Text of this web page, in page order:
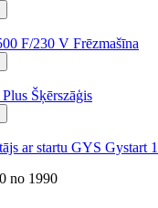
F/230 V Frēzmašīna
Šķērszāģis
ar startu GYS Gystart
no 1990